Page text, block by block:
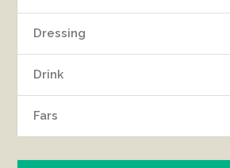
Dressing
Drink
Fars